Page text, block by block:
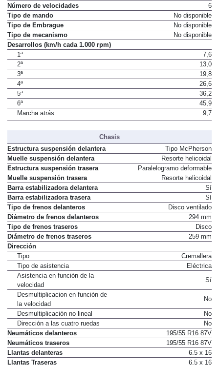
Número de velocidades
6
Tipo de mando
No disponible
Tipo de Embrague
No disponible
Tipo de mecanismo
No disponible
Desarrollos (km/h cada 1.000 rpm)
1ª
7,6
2ª
13,0
3ª
19,8
4ª
26,6
5ª
36,2
6ª
45,9
Marcha atrás
9,7
Chasis
Estructura suspensión delantera
Tipo McPherson
Muelle suspensión delantera
Resorte helicoidal
Estructura suspensión trasera
Paralelogramo deformable
Muelle suspensión trasera
Resorte helicoidal
Barra estabilizadora delantera
Sí
Barra estabilizadora trasera
Sí
Tipo de frenos delanteros
Disco ventilado
Diámetro de frenos delanteros
294 mm
Tipo de frenos traseros
Disco
Diámetro de frenos traseros
259 mm
Dirección
Tipo
Cremallera
Tipo de asistencia
Eléctrica
Asistencia en función de la
velocidad
Sí
Desmultiplicacion en función de
la velocidad
No
Desmultiplicación no lineal
No
Dirección a las cuatro ruedas
No
Neumáticos delanteros
195/55 R16 87V
Neumáticos traseros
195/55 R16 87V
Llantas delanteras
6.5 x 16
Llantas Traseras
6.5 x 16